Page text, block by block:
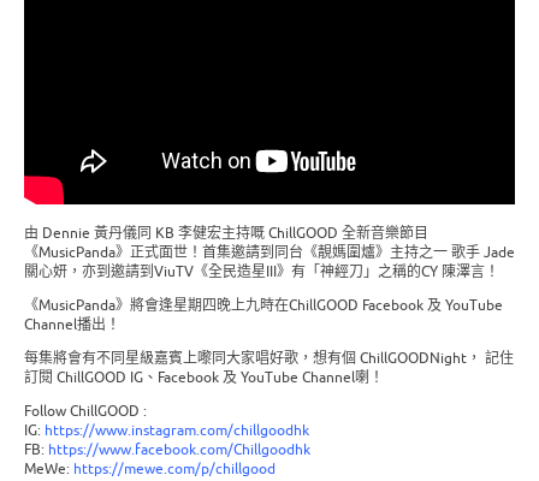
由 Dennie 黃丹儀同 KB 李健宏主持嘅 ChillGOOD 全新音樂節目
《MusicPanda》正式面世！首集邀請到同台《靚媽圍爐》主持之一 歌手 Jade
關心妍，亦到邀請到ViuTV《全民造星III》有「神經刀」之稱的CY 陳澤言！
《MusicPanda》將會逢星期四晚上九時在ChillGOOD Facebook 及 YouTube
Channel播出！
每集將會有不同星級嘉賓上嚟同大家唱好歌，想有個 ChillGOODNight， 記住
訂閱 ChillGOOD IG、Facebook 及 YouTube Channel喇！
Follow ChillGOOD :
IG: https://www.instagram.com/chillgoodhk​​
FB: https://www.facebook.com/Chillgoodhk​
MeWe: https://mewe.com/p/chillgood